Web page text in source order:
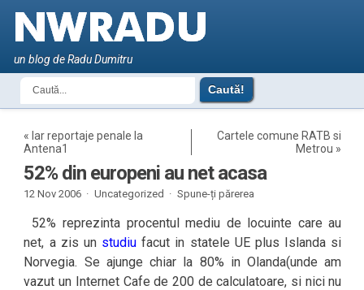
un blog de Radu Dumitru
« Iar reportaje penale la
Antena1
Cartele comune RATB si
Metrou »
52% din europeni au net acasa
12 Nov 2006 · Uncategorized · Spune-ți părerea
52% reprezinta procentul mediu de locuinte care au
net, a zis un studiufacut in statele UE plus Islanda si
Norvegia. Se ajunge chiar la 80% in Olanda(unde am
vazut un Internet Cafe de 200 de calculatoare, si nici nu